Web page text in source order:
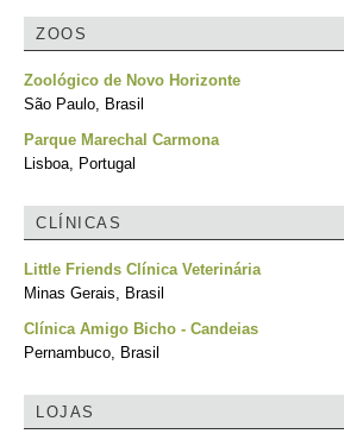
ZOOS
Zoológico de Novo Horizonte
São Paulo, Brasil
Parque Marechal Carmona
Lisboa, Portugal
CLÍNICAS
Little Friends Clínica Veterinária
Minas Gerais, Brasil
Clínica Amigo Bicho - Candeias
Pernambuco, Brasil
LOJAS